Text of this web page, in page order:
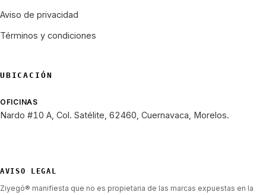
Aviso de privacidad
Términos y condiciones
UBICACIÓN
OFICINAS
Nardo #10 A, Col. Satélite, 62460, Cuernavaca, Morelos.
AVISO LEGAL
Ziyegó® manifiesta que no es propietaria de las marcas expuestas en la